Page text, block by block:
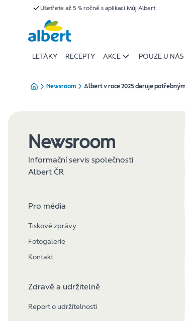
Ušetřete až 5 % ročně s aplikací Můj Albert
LETÁKY RECEPTY AKCE POUZE U NÁS
Newsroom Albert v roce 2025 daruje
Newsroom
Informační servis společnosti
Albert ČR
Pro média
Tiskové zprávy
Fotogalerie
Kontakt
Zdravě a udržitelně
Report o udržitelnosti